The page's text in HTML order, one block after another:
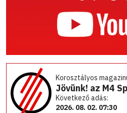
Korosztályos
Jövünk! az M4
Következő adás:
2026. 08. 02. 07:30